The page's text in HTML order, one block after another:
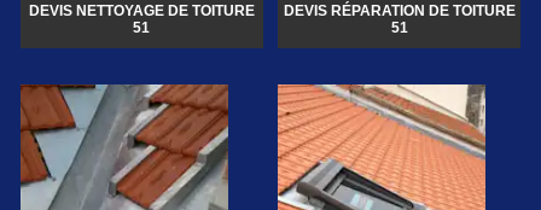
DEVIS NETTOYAGE DE TOITURE
51
DEVIS RÉPARATION DE TOITURE
51